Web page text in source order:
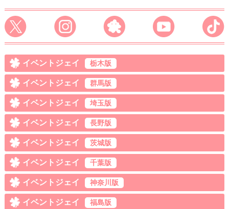
イベントジェイ 栃木版
イベントジェイ 群馬版
イベントジェイ 埼玉版
イベントジェイ 長野版
イベントジェイ 茨城版
イベントジェイ 千葉版
イベントジェイ 神奈川版
イベントジェイ 福島版